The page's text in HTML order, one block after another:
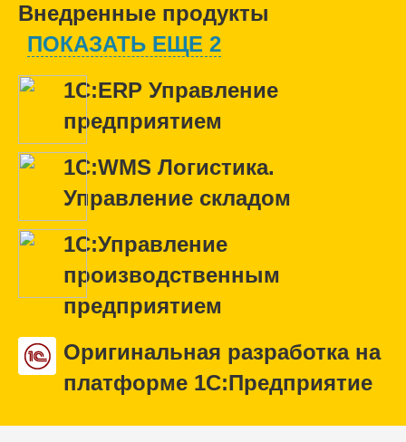
Внедренные продукты
ПОКАЗАТЬ ЕЩЕ 2
1С:ERP Управление
предприятием
1С:WMS Логистика.
Управление складом
1С:Управление
производственным
предприятием
Оригинальная разработка на
платформе 1С:Предприятие